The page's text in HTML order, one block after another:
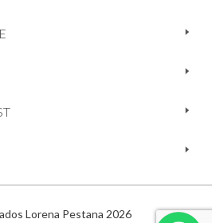
Lorena Pestana 2026